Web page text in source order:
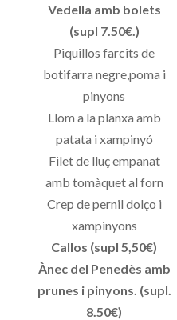
Vedella amb bolets
(supl 7.50€.)
Piquillos farcits de
botifarra negre,poma i
pinyons
Llom a la planxa amb
patata i xampinyó
Filet de lluç empanat
amb tomàquet al forn
Crep de pernil dolço i
xampinyons
Callos (supl 5,50€)
Ànec del Penedès amb
prunes i pinyons. (supl.
8.50€)